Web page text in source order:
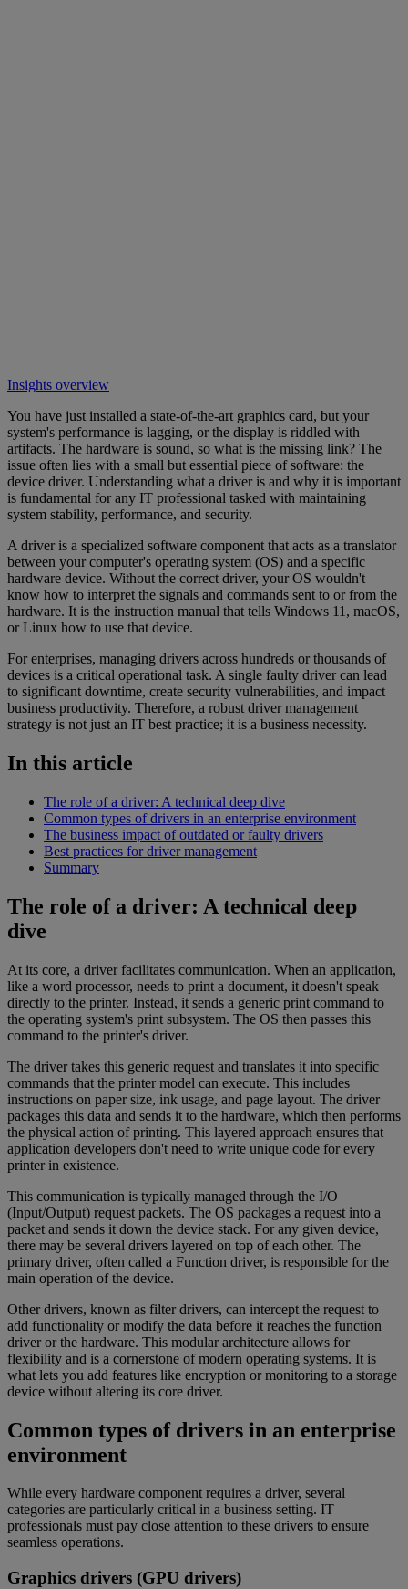
Insights overview
You have just installed a state-of-the-art graphics card, but your
system's performance is lagging, or the display is riddled with
artifacts. The hardware is sound, so what is the missing link? The
issue often lies with a small but essential piece of software: the
device driver. Understanding what a driver is and why it is important
is fundamental for any IT professional tasked with maintaining
system stability, performance, and security.
A driver is a specialized software component that acts as a translator
between your computer's operating system (OS) and a specific
hardware device. Without the correct driver, your OS wouldn't
know how to interpret the signals and commands sent to or from the
hardware. It is the instruction manual that tells Windows 11, macOS,
or Linux how to use that device.
For enterprises, managing drivers across hundreds or thousands of
devices is a critical operational task. A single faulty driver can lead
to significant downtime, create security vulnerabilities, and impact
business productivity. Therefore, a robust driver management
strategy is not just an IT best practice; it is a business necessity.
In this article
The role of a driver: A technical deep dive
Common types of drivers in an enterprise environment
The business impact of outdated or faulty drivers
Best practices for driver management
Summary
The role of a driver: A technical deep
dive
At its core, a driver facilitates communication. When an application,
like a word processor, needs to print a document, it doesn't speak
directly to the printer. Instead, it sends a generic print command to
the operating system's print subsystem. The OS then passes this
command to the printer's driver.
The driver takes this generic request and translates it into specific
commands that the printer model can execute. This includes
instructions on paper size, ink usage, and page layout. The driver
packages this data and sends it to the hardware, which then performs
the physical action of printing. This layered approach ensures that
application developers don't need to write unique code for every
printer in existence.
This communication is typically managed through the I/O
(Input/Output) request packets. The OS packages a request into a
packet and sends it down the device stack. For any given device,
there may be several drivers layered on top of each other. The
primary driver, often called a Function driver, is responsible for the
main operation of the device.
Other drivers, known as filter drivers, can intercept the request to
add functionality or modify the data before it reaches the function
driver or the hardware. This modular architecture allows for
flexibility and is a cornerstone of modern operating systems. It is
what lets you add features like encryption or monitoring to a storage
device without altering its core driver.
Common types of drivers in an enterprise
environment
While every hardware component requires a driver, several
categories are particularly critical in a business setting. IT
professionals must pay close attention to these drivers to ensure
seamless operations.
Graphics drivers (GPU drivers)